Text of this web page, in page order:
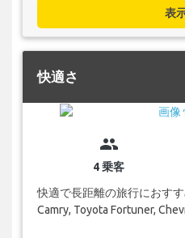
表
快適さ
group
4 乗客
快適で長距離の旅行におす
Camry, Toyota Fortuner,